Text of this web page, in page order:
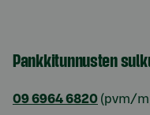
Pankkitunnusten
09 6964 6820 (pvm/